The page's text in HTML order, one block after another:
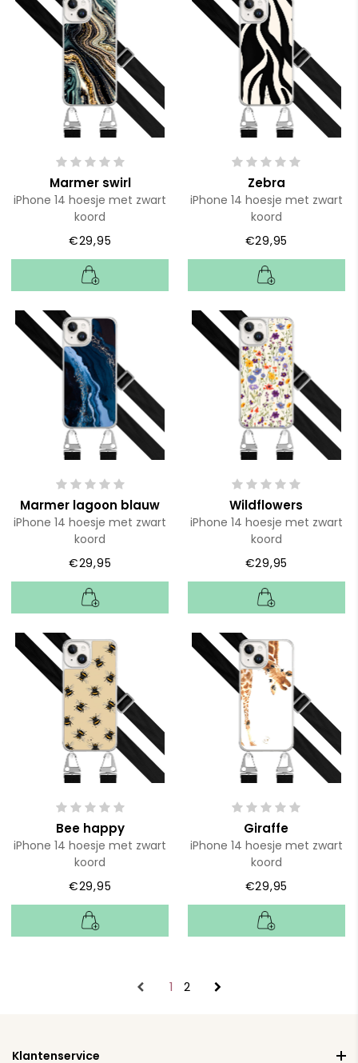
Marmer swirl
iPhone 14 hoesje met zwart
koord
€29,95
Zebra
iPhone 14 hoesje met zwart
koord
€29,95
Marmer lagoon blauw
iPhone 14 hoesje met zwart
koord
€29,95
Wildflowers
iPhone 14 hoesje met zwart
koord
€29,95
Bee happy
iPhone 14 hoesje met zwart
koord
€29,95
Giraffe
iPhone 14 hoesje met zwart
koord
€29,95
1 2
Klantenservice